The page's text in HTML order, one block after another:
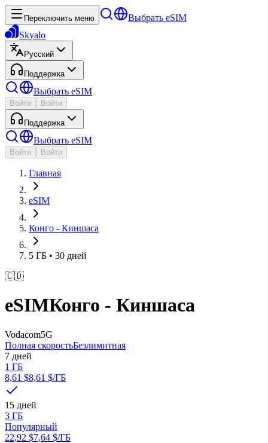
Переключить меню
Выбрать eSIM
Skyalo
Русский
Поддержка
Выбрать eSIM
Войти Войти
Поддержка
Выбрать eSIM
Войти Войти
Главная
eSIM
Конго - Киншаса
5 ГБ • 30 дней
🇨🇩
eSIMКонго - Киншаса
Vodacom5G
Полная скоростьБезлимитная
7 дней
1 ГБ
8,61 $8,61 $/ГБ
15 дней
3 ГБ
Популярный
22,92 $7,64 $/ГБ